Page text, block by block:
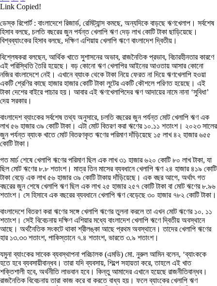
Link Copied!
ডেস্ক রিপোর্ট : বাংলাদেশে রিজার্ভ, রেমিট্যান্স কমছে, অন্যদিকে বাড়ছে ঋণখেলাপ। সর্বশেষ
হিসাব বলছে, চলতি বছরের জুন পর্যন্ত খেলাপি ঋণ দেড় লাখ কোটি টাকা ছাড়িয়েছে।
বিশ্বব্যাংকের হিসাব বলছে, দক্ষিণ এশিয়ায় খেলাপি ঋণে বাংলাদেশ দ্বিতীয়।
বিশ্লেষকরা বলছেন, আর্থিক খাতে সুশাসনের অভাব, রাজনৈতিক প্রভাব, বিচারহীনতার কারণে
এই পরিস্থিতি তৈরি হয়েছে। বড় কোনো ঋণ খেলাপির আইনের আওতায় আসার কোনো
নজির বাংলাদেশে নেই। এখানে ব্যাংক থেকে টাকা নিয়ে ফেরত না দিয়ে ঋণখেলাপি হওয়া
একটি শ্রেণির কাছে হাজার হাজার কোটি টাকা লুটের একটি কৌশলে পরিণত হয়েছে। এই
টাকা দেশের বাইরে পাচার হয়। আবার এই ঋণখেলাপিদের ঋণ আদায়ের নামে নানা ‘সুবিধা’
দেয় সরকার।
বাংলাদেশ ব্যাংকের সর্বশেষ তথ্য অনুসারে, চলতি বছরের জুন পর্যন্ত মোট খেলাপি ঋণ এক
লাখ ৫৬ হাজার ৩৯ কোটি টাকা। এটা মোট বিতরণ করা ঋণের ১০.১১ শতাংশ। ২০২৩ সালের
জুন পর্যন্ত ব্যাংক খাতে মোট বিতরণকৃত ঋণের পরিমাণ দাঁড়িয়েছে ১৫ লাখ ৪২ হাজার ৬৫৫
কোটি টাকা।
গত মার্চ শেষে খেলাপি ঋণের পরিমাণ ছিল এক লাখ ৩১ হাজার ৬২০ কোটি ৮০ লাখ টাকা, যা
ছিল মোট ঋণের ৮.৮ শতাংশ। মাত্র তিন মাসের ব্যবধানে খেলাপি ঋণ ২৪ হাজার ৪১৯ কোটি
টাকা বেড়ে এক লাখ ৫৬ হাজার ৩৯ কোটি টাকায় দাঁড়িয়েছে। এক বছর আগে, অর্থাৎ গত
বছরের জুন শেষে খেলাপি ঋণ ছিল এক লাখ ২৫ হাজার ২৫৭ কোটি টাকা বা মোট ঋণের ৮.৯৬
শতাংশ। সে হিসাবে এক বছরের ব্যবধানে খেলাপি ঋণ বেড়েছে ৩০ হাজার ৭৮২ কোটি টাকা।
বাংলাদেশে বিতরণ করা ঋণের সঙ্গে খেলাপি ঋণের তুলনা করলে তা এখন মোট ঋণের ১০. ১১
শতাংশ। সেই বিবেচনায় দক্ষিণ এশিয়ার মধ্যে বাংলাদেশ খেলাপি ঋণে দ্বিতীয় অবস্থানে
আছে। অর্থনৈতিক সংকটে থাকা শ্রীলঙ্কা আছে প্রথম অবস্থানে। তাদের খেলাপি ঋণের
হার ১৩.৩৩ শতাংশ, পাকিস্তানে ৭.৪ শতাংশ, ভারতে ৩.৯ শতাংশ।
যমুনা ব্যাংকের সাবেক ব্যবস্থাপনা পরিচালক (এমডি) মো. নুরুল আমিন বলেন, ‘ব্যাংককে
হতে হবে ব্যবসায়ীবান্ধব। তারা যদি ব্যবসায়, শিল্পে সহায়তা করে, তাহলে এই খাত
শক্তিশালী হবে, অর্থনীতি লাভবান হবে। কিন্তু আমাদের এখানে হয়েছে রাজনীতিবান্ধব।
রাজনৈতিক বিবেচনায় তারা কাজ করে বা করতে বাধ্য হয়। ফলে ব্যাংকের খেলাপি ঋণ